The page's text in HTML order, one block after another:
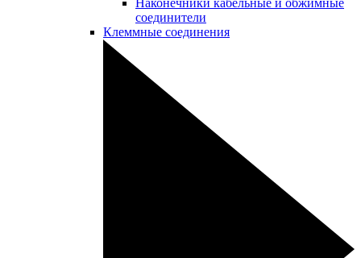
соединители
Клеммные соединения